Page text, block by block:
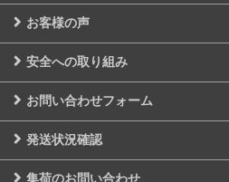
お客様の声
安全への取り組み
お問い合わせフォーム
発送状況確認
集荷のお問い合わせ